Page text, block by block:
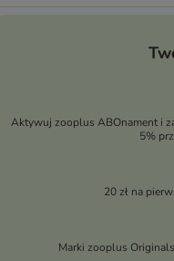
Aktywuj zooplus ABOnament i
5%
20 zł na
Marki zooplus